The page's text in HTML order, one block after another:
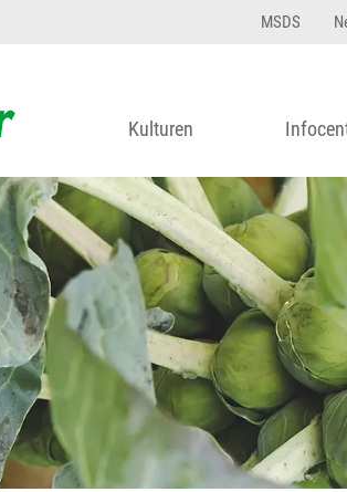
MSDS
Kulturen